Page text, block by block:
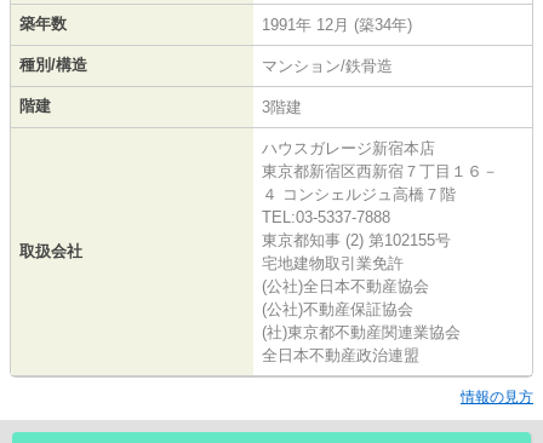
築年数 1991年 12月 (築34年)
種別/構造 マンション/鉄骨造
階建 3階建
取扱会社
ハウスガレージ新宿本店
東京都新宿区西新宿７丁目１６－
４ コンシェルジュ高橋７階
TEL:03-5337-7888
東京都知事 (2) 第102155号
宅地建物取引業免許
(公社)全日本不動産協会
(公社)不動産保証協会
(社)東京都不動産関連業協会
全日本不動産政治連盟
情報の見方